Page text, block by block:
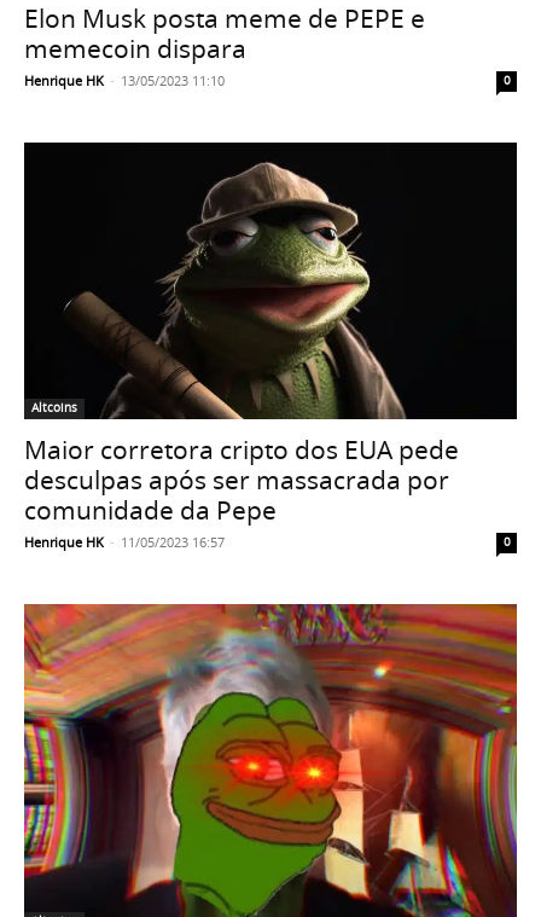
Elon Musk posta meme de PEPE e
memecoin dispara
Henrique HK - 13/05/2023 11:10 0
Altcoins
Maior corretora cripto dos EUA pede
desculpas após ser massacrada por
comunidade da Pepe
Henrique HK - 11/05/2023 16:57 0